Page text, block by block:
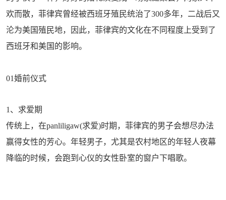
欢而散， 菲律宾曾经被西班牙殖民统治了300多年，二战后又
沦为美国殖民地，因此，菲律宾的文化在不同程度上受到了
西班牙和美国的影响。
01婚前仪式
1、求爱期
传统上，在panliligaw(求爱)时期，菲律宾的男子会想尽办法
赢得女性的芳心。年轻男子，尤其是农村地区的年轻人夜幕
降临的时候，会跑到心仪的女性卧室的窗户下唱歌。